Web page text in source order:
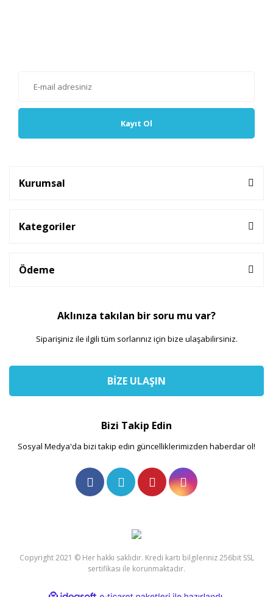
Kayıt Ol
Kurumsal
Kategoriler
Ödeme
Aklınıza takılan bir soru mu var?
Siparişiniz ile ilgili tüm sorlarınız için bize ulaşabilirsiniz.
BİZE ULAŞIN
Bizi Takip Edin
Sosyal Medya'da bizi takip edin güncelliklerimizden haberdar ol!
Copyright 2021 © Her hakkı saklıdır. Kredi kartı bilgileriniz 256bit SSL
sertifikası ile korunmaktadır.